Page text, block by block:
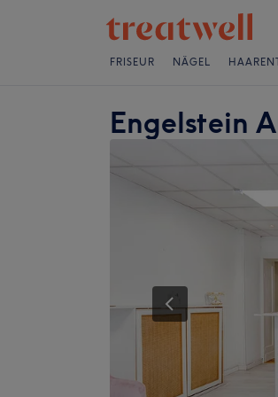
FRISEUR NÄGEL
Engelstein